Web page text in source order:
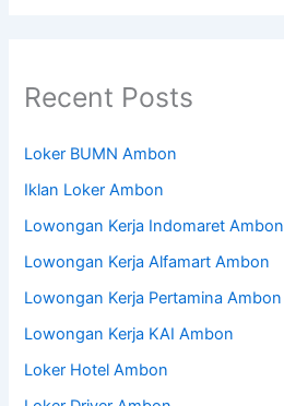
Recent Posts
Loker BUMN Ambon
Iklan Loker Ambon
Lowongan Kerja Indomaret Ambon
Lowongan Kerja Alfamart Ambon
Lowongan Kerja Pertamina Ambon
Lowongan Kerja KAI Ambon
Loker Hotel Ambon